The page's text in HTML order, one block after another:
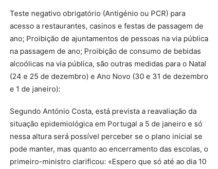
Teste negativo obrigatório (Antigénio ou PCR) para
acesso a restaurantes, casinos e festas de passagem de
ano; Proibição de ajuntamentos de pessoas na via pública
na passagem de ano; Proibição de consumo de bebidas
alcoólicas na via pública, são outras medidas para o Natal
(24 e 25 de dezembro) e Ano Novo (30 e 31 de dezembro
e 1 de janeiro):
Segundo António Costa, está prevista a reavaliação da
situação epidemiológica em Portugal a 5 de janeiro e só
nessa altura será possível perceber se o plano inicial se
pode manter, mas quanto ao encerramento das escolas, o
primeiro-ministro clarificou: «Espero que só até ao dia 10